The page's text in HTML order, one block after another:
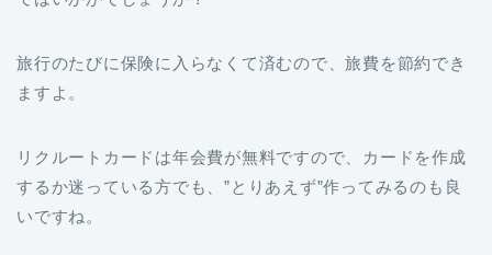
旅行のたびに保険に入らなくて済むので、旅費を節約でき
ますよ。
リクルートカードは年会費が無料ですので、カードを作成
するか迷っている方でも、”とりあえず”作ってみるのも良
いですね。